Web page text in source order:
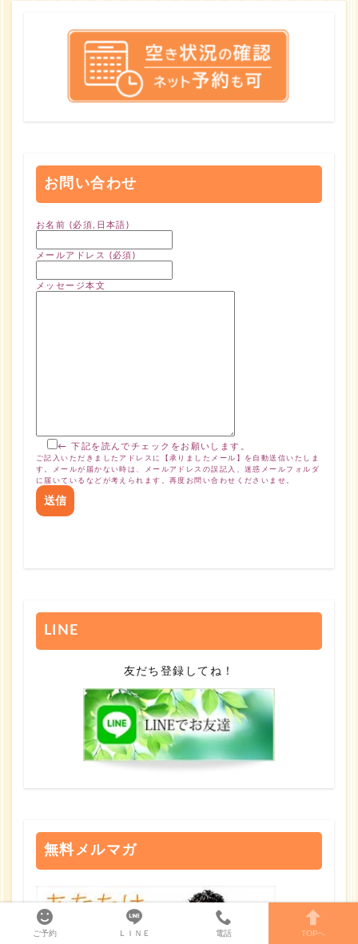
お問い合わせ
お名前 (必須,日本語)
メールアドレス (必須)
メッセージ本文
← 下記を読んでチェックをお願いします。
ご記入いただきましたアドレスに【承りましたメール】を自動送信いたしま
す。メールが届かない時は、メールアドレスの誤記入、迷惑メールフォルダ
に届いているなどが考えられます。再度お問い合わせくださいませ。
LINE
友だち登録してね！
無料メルマガ
ご予約 ＬＩＮＥ 電話 TOPへ